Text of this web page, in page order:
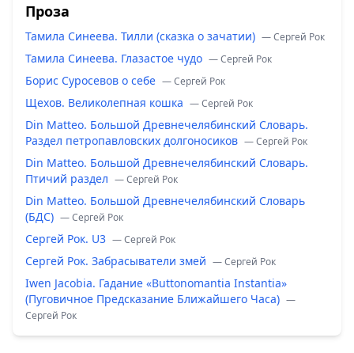
Проза
Тамила Синеева. Тилли (сказка о зачатии) — Сергей Рок
Тамила Синеева. Глазастое чудо — Сергей Рок
Борис Суросевов о себе — Сергей Рок
Щехов. Великолепная кошка — Сергей Рок
Din Matteo. Большой Древнечелябинский Словарь.
Раздел петропавловских долгоносиков — Сергей Рок
Din Matteo. Большой Древнечелябинский Словарь.
Птичий раздел — Сергей Рок
Din Matteo. Большой Древнечелябинский Словарь
(БДС) — Сергей Рок
Сергей Рок. U3 — Сергей Рок
Сергей Рок. Забрасыватели змей — Сергей Рок
Iwen Jacobia. Гадание «Buttonomantia Instantia»
(Пуговичное Предсказание Ближайшего Часа) —
Сергей Рок